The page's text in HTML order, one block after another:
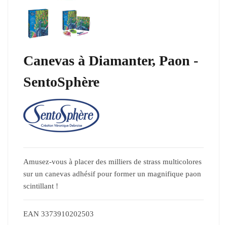
Canevas à Diamanter, Paon -
SentoSphère
Amusez-vous à placer des milliers de strass multicolores
sur un canevas adhésif pour former un magnifique paon
scintillant !
EAN 3373910202503